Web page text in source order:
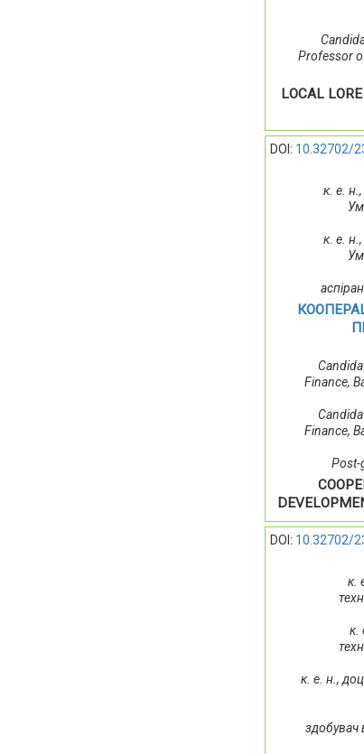
Professor
LOCAL
DOI: 10.32702/
к. е.
к. е.
Finance,
Finance,
Post-
DOI: 10.32702/
к.
к.
к. е. н.,
здобувач